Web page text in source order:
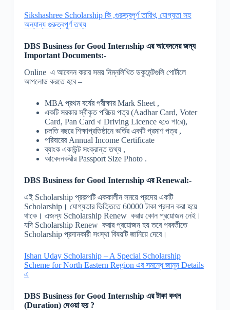
Sikshashree Scholarship কি ,গুরুত্বপূর্ণ তারিখ, যোগ্যতা সহ
অন্যান্য গুরুত্বপূর্ণ তথ্য
DBS Business for Good Internship এর আবেদনের জন্য
Important Documents:-
Online এ আবেদন করার সময় নিম্নলিখিত ডকুমেন্টগুলি পোর্টালে
আপলোড করতে হবে –
MBA প্রথম বর্ষের পরীক্ষার Mark Sheet ,
একটি সরকার স্বীকৃত পরিচয় পত্র (Aadhar Card, Voter
Card, Pan Card বা Driving Licence হতে পারে),
চলতি বছরে শিক্ষাপ্রতিষ্ঠানে ভর্তির একটি প্রমাণ পত্র ,
পরিবারের Annual Income Certificate
ব্যাংক একাউন্ট সংক্রান্ত তথ্য ,
আবেদনকরীর Passport Size Photo .
DBS Business for Good Internship এর Renewal:-
এই Scholarship প্রকল্পটি এককালীন সময়ে প্রদেয় একটি
Scholarship। যোগ্যতার ভিত্তিতে 60000 টাকা প্রদান করা হয়ে
থাকে। এজন্য Scholarship Renew করার কোন প্রয়োজন নেই।
যদি Scholarship Renew করার প্রয়োজন হয় তবে পরবর্তীতে
Scholarship প্রদানকারী সংস্থা বিষয়টি জানিয়ে দেবে।
Ishan Uday Scholarship – A Special Scholarship
Scheme for North Eastern Region এর সমন্ধে জানুন Details
এ
DBS Business for Good Internship এর টাকা কখন
(Duration) দেওয়া হয় ?